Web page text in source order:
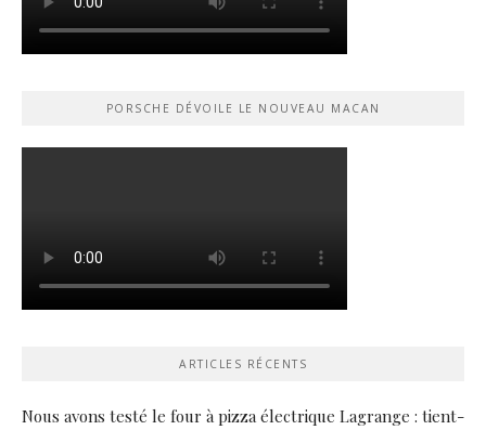
PORSCHE DÉVOILE LE NOUVEAU MACAN
ARTICLES RÉCENTS
Nous avons testé le four à pizza électrique Lagrange : tient-